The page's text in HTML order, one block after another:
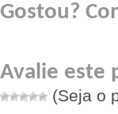
Gostou?
Avalie este
(Seja o